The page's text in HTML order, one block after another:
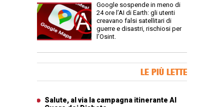
Google sospende in meno di
24 ore l’AI di Earth: gli utenti
creavano falsi satellitari di
guerre e disastri, rischiosi per
l’Osint.
LE PIÙ LETTE
Salute, al via la campagna itinerante Al